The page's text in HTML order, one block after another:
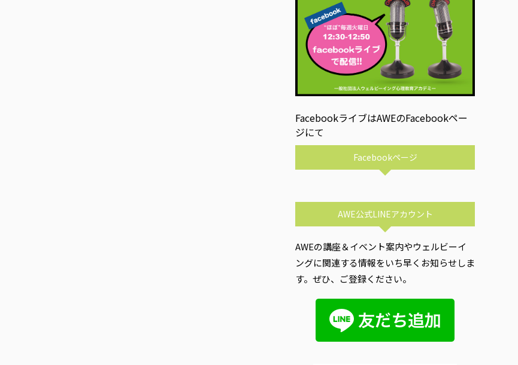
FacebookライブはAWEのFacebookペー
ジにて
Facebookページ
AWE公式LINEアカウント
AWEの講座＆イベント案内やウェルビーイ
ングに関連する情報をいち早くお知らせしま
す。ぜひ、ご登録ください。